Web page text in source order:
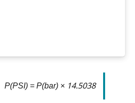
P(PSI) = P(bar) × 14.5038